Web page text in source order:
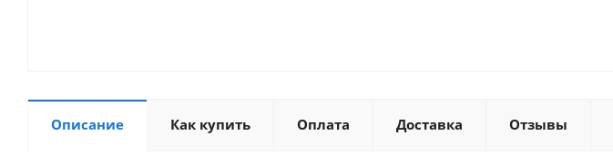
Описание Как купить Оплата Доставка Отзывы